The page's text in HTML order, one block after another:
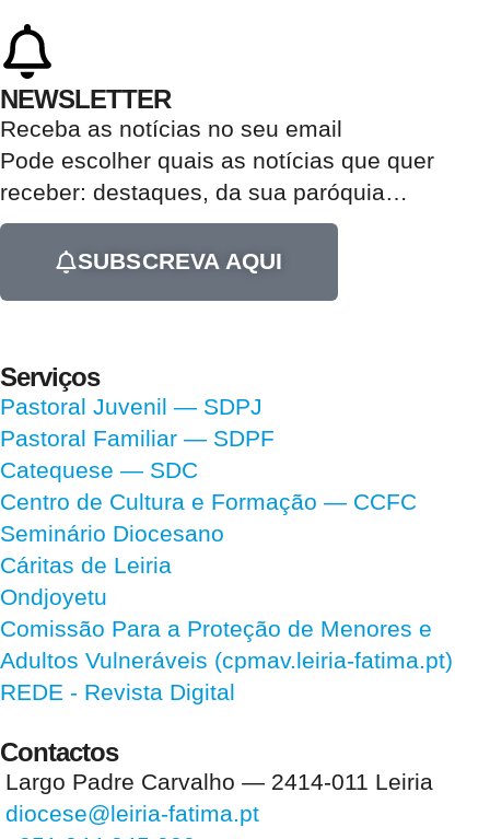
NEWSLETTER
Receba as notícias no seu email​
Pode escolher quais as notícias que quer
receber: destaques, da sua paróquia
SUBSCREVA AQUI
Serviços
Pastoral Juvenil — SDPJ
Pastoral Familiar — SDPF
Catequese — SDC
Centro de Cultura e Formação — CCFC
Seminário Diocesano
Cáritas de Leiria
Ondjoyetu
Comissão Para a Proteção de Menores e
Adultos Vulneráveis (cpmav.leiria-fatima.pt)
REDE - Revista Digital
Contactos
Largo Padre Carvalho — 2414-011 Leiria
diocese@leiria-fatima.pt